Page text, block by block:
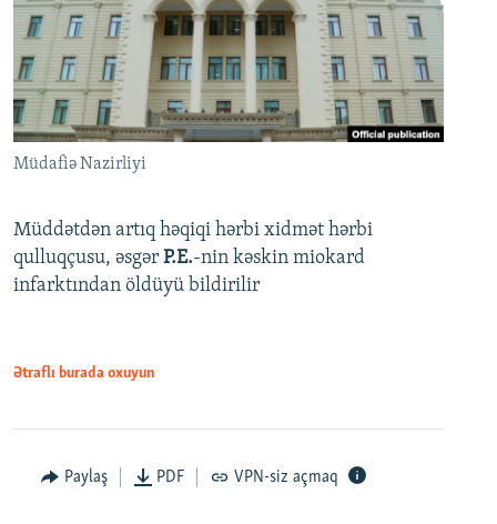
Müdafiə Nazirliyi
Müddətdən artıq həqiqi hərbi xidmət hərbi
qulluqçusu, əsgər P.E.-nin kəskin miokard
infarktından öldüyü bildirilir
Ətraflı burada oxuyun
Paylaş PDF VPN-siz açmaq